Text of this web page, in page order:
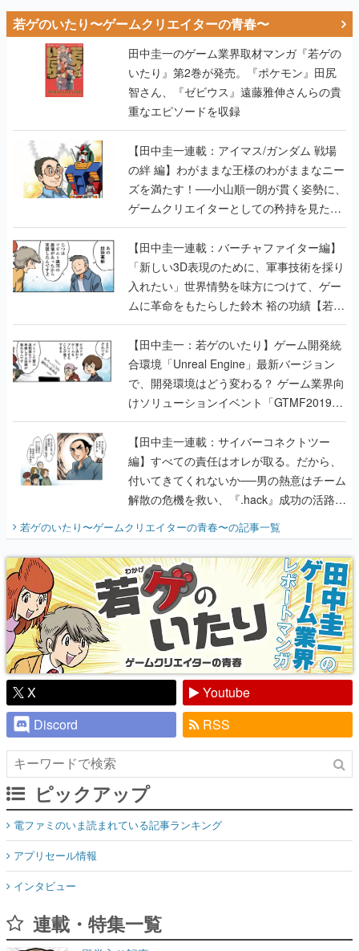
若ゲのいたり〜ゲームクリエイターの青春〜
田中圭一のゲーム業界取材マンガ『若ゲの
いたり』第2巻が発売。『ポケモン』田尻
智さん、『ゼビウス』遠藤雅伸さんらの貴
重なエピソードを収録
【田中圭一連載：アイマス/ガンダム 戦場
の絆 編】わがままな王様のわがままなニー
ズを満たす！──小山順一朗が貫く姿勢に、
ゲームクリエイターとしての矜持を見た
【若ゲのいたり最終回】
【田中圭一連載：バーチャファイター編】
「新しい3D表現のために、軍事技術を採り
入れたい」世界情勢を味方につけて、ゲー
ムに革命をもたらした鈴木 裕の功績【若ゲ
のいたり】
【田中圭一：若ゲのいたり】ゲーム開発統
合環境「Unreal Engine」最新バージョン
で、開発環境はどう変わる？ ゲーム業界向
けソリューションイベント「GTMF2019」
に行って、より理解を深めよう【PR】
【田中圭一連載：サイバーコネクトツー
編】すべての責任はオレが取る。だから、
付いてきてくれないか──男の熱意はチーム
解散の危機を救い、『.hack』成功の活路を
開く。業界の快男児・松山 洋に流れる血は
『少年ジャンプ』色だった【若ゲのいた
り】
若ゲのいたり〜ゲームクリエイターの青春〜の記事一覧
X
Youtube
Discord
RSS
ピックアップ
電ファミのいま読まれている記事ランキング
アプリセール情報
インタビュー
連載・特集一覧